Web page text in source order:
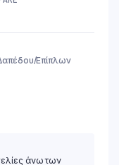
Επίπλων
άνω των